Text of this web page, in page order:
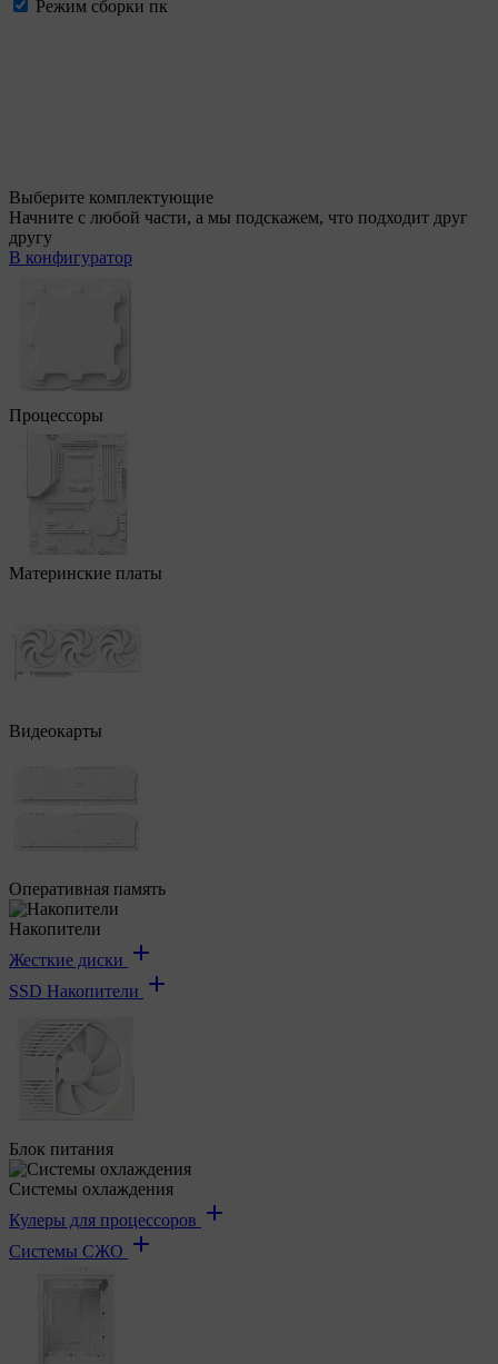
Режим сборки пк
Выберите комплектующие
Начните с любой части, а мы подскажем, что подходит друг
другу
В конфигуратор
Процессоры
Материнские платы
Видеокарты
Оперативная память
Накопители
Жесткие диски
SSD Накопители
Блок питания
Системы охлаждения
Кулеры для процессоров
Системы СЖО